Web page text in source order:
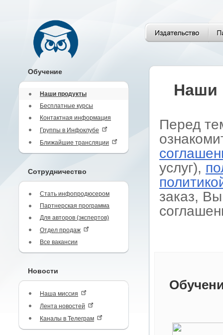
Обучение
Наши продукты
Бесплатные курсы
Контактная информация
Группы в Инфоклубе
Ближайшие трансляции
Сотрудничество
Стать инфопродюсером
Партнерская программа
Для авторов (экспертов)
Отдел продаж
Все вакансии
Новости
Наша миссия
Лента новостей
Каналы в Телеграм
Наши
Перед
услуг),
заказ,